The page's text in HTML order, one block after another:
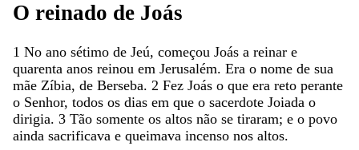
O reinado de Joás
1 No ano sétimo de Jeú, começou Joás a reinar e
quarenta anos reinou em Jerusalém. Era o nome de sua
mãe Zíbia, de Berseba. 2 Fez Joás o que era reto perante
o Senhor, todos os dias em que o sacerdote Joiada o
dirigia. 3 Tão somente os altos não se tiraram; e o povo
ainda sacrificava e queimava incenso nos altos.